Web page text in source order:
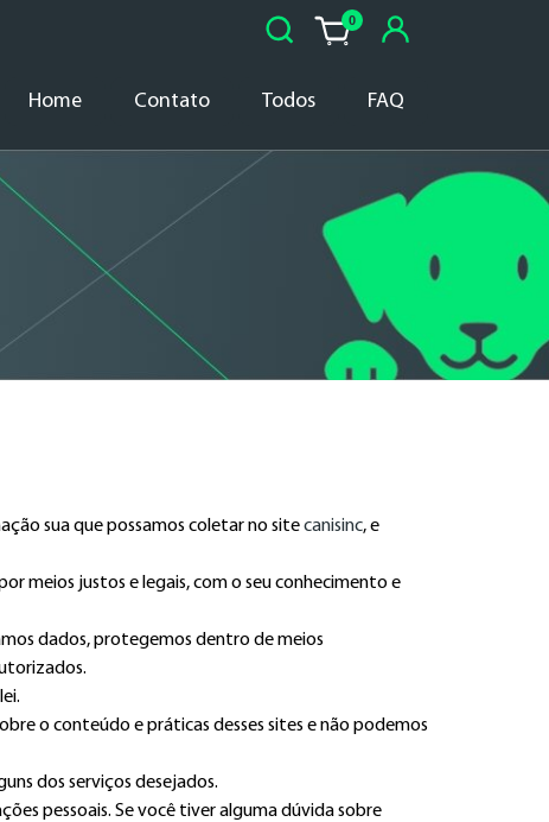
Abrir
busca
0
Home Contato Todos FAQ
sua que possamos coletar no sitecanisinc, e
meios justos e legais, com o seu conhecimento e
dados, protegemos dentro de meios
o conteúdo e práticas desses sites e não podemos
dos serviços desejados.
pessoais. Se você tiver alguma dúvida sobre